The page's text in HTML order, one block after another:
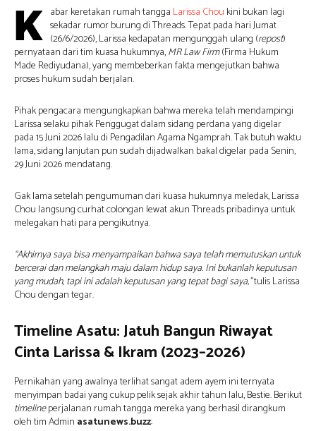
K abar keretakan rumah tangga Larissa Chou kini bukan lagi
sekadar rumor burung di Threads.Tepat pada hari Jumat
(26/6/2026),Larissa kedapatan mengunggah ulang (repost)
pernyataan dari tim kuasa hukumnya,MR Law Firm(Firma Hukum
Made Rediyudana),yang membeberkan fakta mengejutkan bahwa
proses hukum sudah berjalan.
Pihak pengacara mengungkapkan bahwa mereka telah mendampingi
Larissa selaku pihak Penggugat dalam sidang perdana yang digelar
pada 15 Juni 2026 lalu di Pengadilan Agama Ngamprah.Tak butuh waktu
lama,sidang lanjutan pun sudah dijadwalkan bakal digelar pada Senin,
29 Juni 2026 mendatang.
Gak lama setelah pengumuman dari kuasa hukumnya meledak,Larissa
Chou langsung curhat colongan lewat akun Threads pribadinya untuk
melegakan hati para pengikutnya.
“Akhirnya saya bisa menyampaikan bahwa saya telah memutuskan untuk
bercerai dan melangkah maju dalam hidup saya. Ini bukanlah keputusan
yang mudah, tapi ini adalah keputusan yang tepat bagi saya,”tulis Larissa
Chou dengan tegar.
Timeline Asatu: Jatuh Bangun Riwayat
Cinta Larissa & Ikram (2023–2026)
Pernikahan yang awalnya terlihat sangat adem ayem ini ternyata
menyimpan badai yang cukup pelik sejak akhir tahun lalu,Bestie.Berikut
timelineperjalanan rumah tangga mereka yang berhasil dirangkum
oleh tim Admin asatunews.buzz: